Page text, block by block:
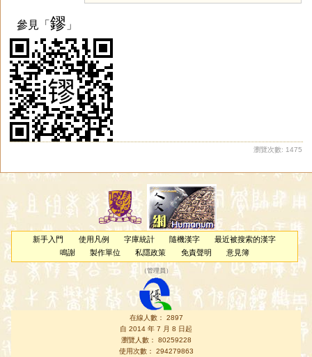
參見「鏐 」
瀏覽次數: 1475
新手入門 使用凡例 字庫統計 隨機漢字
最近被搜索的漢字
鳴謝
製作單位 私隱政策 免責聲明 意見簿
（管理員 ）
在線人數： 2897
自 2014 年 7 月 8 日起
瀏覽人數： 80259228
使用次數： 294279863